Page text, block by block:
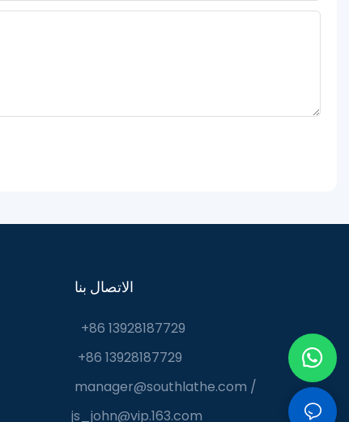
الاتصال بنا
+86 13928187729
+86 13928187729
manager@southlathe.com /
js_john@vip.163.com